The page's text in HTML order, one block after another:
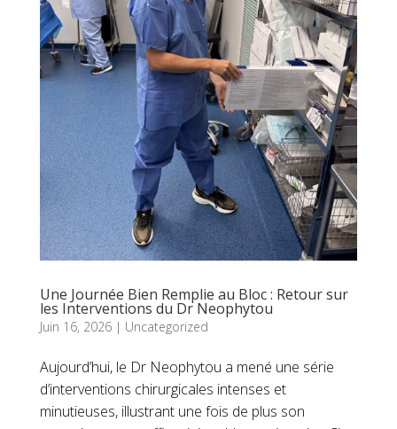
Une Journée Bien Remplie au Bloc : Retour sur
les Interventions du Dr Neophytou
Juin 16, 2026| Uncategorized
Aujourd’hui, le Dr Neophytou a mené une série
d’interventions chirurgicales intenses et
minutieuses, illustrant une fois de plus son